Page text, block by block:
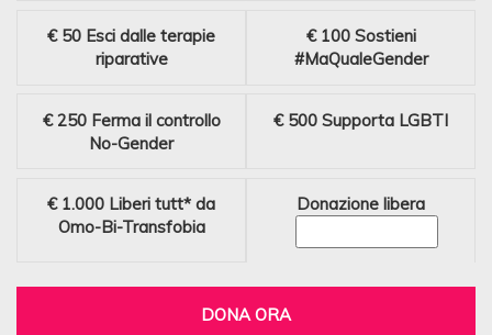
€ 50 Esci dalle terapie
riparative
€ 100 Sostieni
#MaQualeGender
€ 250 Ferma il controllo
No-Gender
€ 500 Supporta LGBTI
€ 1.000 Liberi tutt* da
Omo-Bi-Transfobia
Donazione libera
DONA ORA